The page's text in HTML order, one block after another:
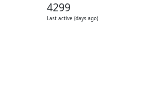
4299
Last active (days ago)